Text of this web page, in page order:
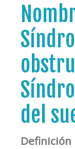
del
Definición